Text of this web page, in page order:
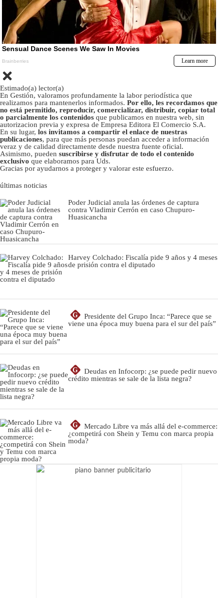
Estimado(a) lector(a)
En Gestión, valoramos profundamente la labor periodística que
realizamos para mantenerlos informados. Por ello, les recordamos que
no está permitido, reproducir, comercializar, distribuir, copiar total
o parcialmente los contenidos que publicamos en nuestra web, sin
autorizacion previa y expresa de Empresa Editora El Comercio S.A.
En su lugar, los invitamos a compartir el enlace de nuestras
publicaciones, para que más personas puedan acceder a información
veraz y de calidad directamente desde nuestra fuente oficial.
Asimismo, pueden suscribirse y disfrutar de todo el contenido
exclusivo que elaboramos para Uds.
Gracias por ayudarnos a proteger y valorar este esfuerzo.
últimas noticias
Poder Judicial anula las órdenes de captura
contra Vladimir Cerrón en caso Chupuro-
Huasicancha
Harvey Colchado: Fiscalía pide 9 años y 4 meses
de prisión contra el diputado
G
Presidente del Grupo Inca: “Parece que se
viene una época muy buena para el sur del país”
G
Deudas en Infocorp: ¿se puede pedir nuevo
crédito mientras se sale de la lista negra?
G
Mercado Libre va más allá del e-commerce:
¿competirá con Shein y Temu con marca propia
moda?